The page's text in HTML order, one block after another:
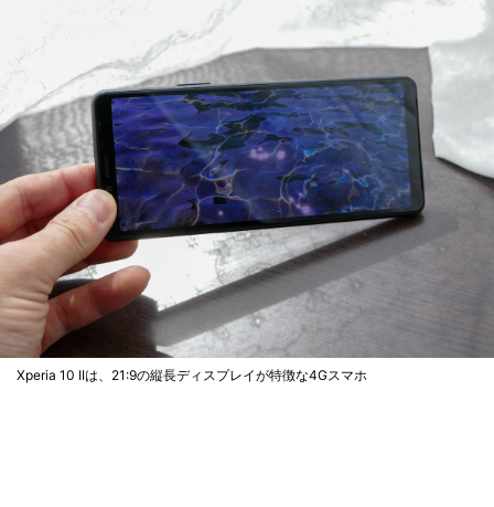
Xperia 10 IIは、21:9の縦長ディスプレイが特徴な4Gスマホ